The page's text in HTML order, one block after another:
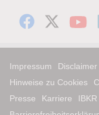
Impressum Disclaimer
Hinweise zu Cookies
Presse
Karriere IBKR